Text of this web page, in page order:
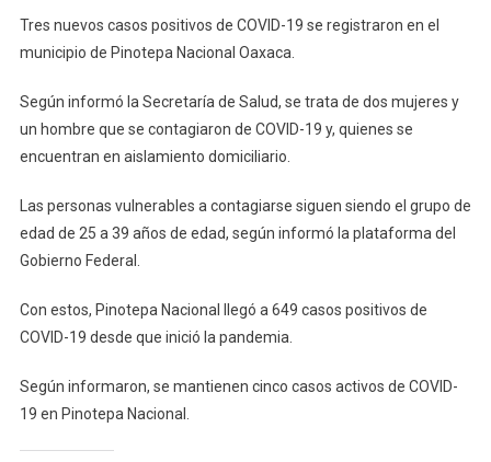
COVID-
Pinotepa
Tres nuevos casos positivos de COVID-19 se registraron en el
municipio de Pinotepa Nacional Oaxaca.
Según informó la Secretaría de Salud, se trata de dos mujeres y
un hombre que se contagiaron de COVID-19 y, quienes se
encuentran en aislamiento domiciliario.
Las personas vulnerables a contagiarse siguen siendo el grupo de
edad de 25 a 39 años de edad, según informó la plataforma del
Gobierno Federal.
Con estos, Pinotepa Nacional llegó a 649 casos positivos de
COVID-19 desde que inició la pandemia.
Según informaron, se mantienen cinco casos activos de COVID-
19 en Pinotepa Nacional.